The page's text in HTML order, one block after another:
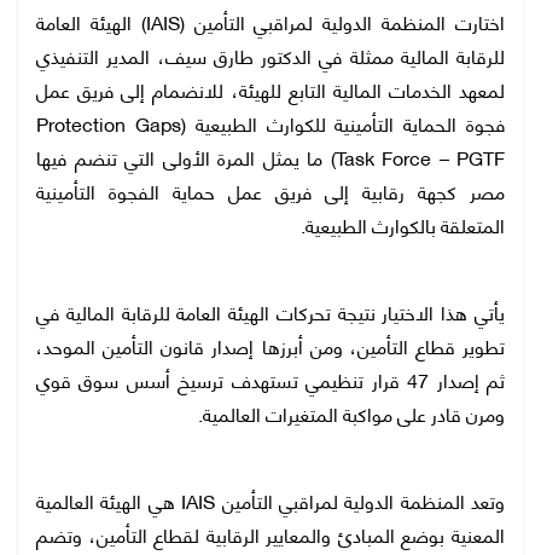
اختارت المنظمة الدولية لمراقبي التأمين (IAIS) الهيئة العامة
للرقابة المالية ممثلة في الدكتور طارق سيف، المدير التنفيذي
لمعهد الخدمات المالية التابع للهيئة، للانضمام إلى فريق عمل
فجوة الحماية التأمينية للكوارث الطبيعية (Protection Gaps
Task Force – PGTF) ما يمثل المرة الأولى التي تنضم فيها
مصر كجهة رقابية إلى فريق عمل حماية الفجوة التأمينية
المتعلقة بالكوارث الطبيعية.
يأتي هذا الاختيار نتيجة تحركات الهيئة العامة للرقابة المالية في
تطوير قطاع التأمين، ومن أبرزها إصدار قانون التأمين الموحد،
ثم إصدار 47 قرار تنظيمي تستهدف ترسيخ أسس سوق قوي
ومرن قادر على مواكبة المتغيرات العالمية.
وتعد المنظمة الدولية لمراقبي التأمين IAIS هي الهيئة العالمية
المعنية بوضع المبادئ والمعايير الرقابية لقطاع التأمين، وتضم